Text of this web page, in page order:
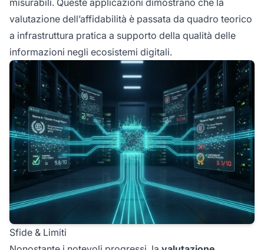
misurabili. Queste applicazioni dimostrano che la
valutazione dell’affidabilità è passata da quadro teorico
a infrastruttura pratica a supporto della qualità delle
informazioni negli ecosistemi digitali.
Sfide & Limiti